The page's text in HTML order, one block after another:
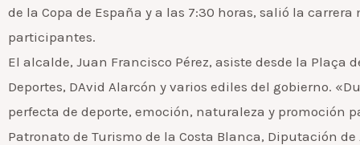
de la Copa de España y a las 7:30 horas, salió la
participantes.
El alcalde, Juan Francisco Pérez, asiste desde la
Deportes, DAvid Alarcón y varios ediles del gobierno.
perfecta de deporte, emoción, naturaleza y promoción
Patronato de Turismo de la Costa Blanca, Diputación